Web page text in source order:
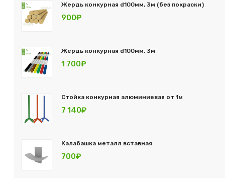
Жердь конкурная d100мм, 3м (без покраски)
900₽
Жердь конкурная d100мм, 3м
1 700₽
Стойка конкурная алюминиевая от 1м
7 140₽
Калабашка металл вставная
700₽